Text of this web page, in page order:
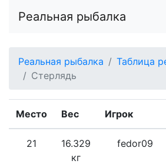
Реальная рыбалка
Реальная рыбалка
Таблица
Стерлядь
Место Вес Игрок
21
16.329
кг
fedor09